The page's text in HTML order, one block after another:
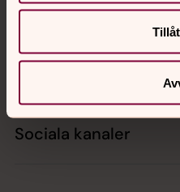
Kalender
Sociala kanaler